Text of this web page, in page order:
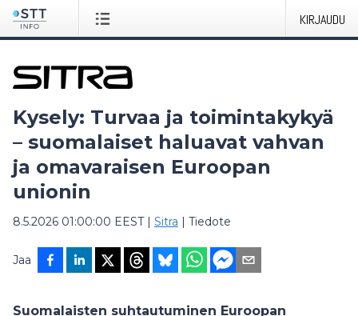
KIRJAUDU
Kysely: Turvaa ja toimintakykyä
– suomalaiset haluavat vahvan
ja omavaraisen Euroopan
unionin
8.5.2026 01:00:00 EEST| Sitra | Tiedote
Jaa
Suomalaisten suhtautuminen Euroopan